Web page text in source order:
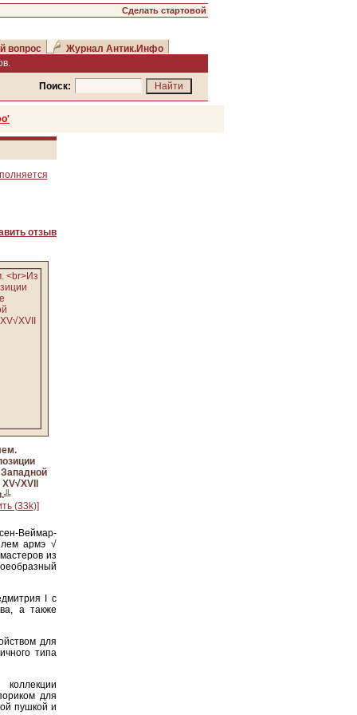
Сделать стартовой
вопрос
Журнал Антик.Инфо
Поиск:
отзыв
(33k)]
Веймар-
армэ √
из
I с
а также
для
типа
для
пушкой и